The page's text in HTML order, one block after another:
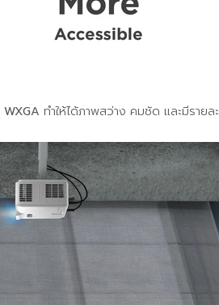
WXGA ทำให้ได้ภาพสว่าง คมชัด และมีราย